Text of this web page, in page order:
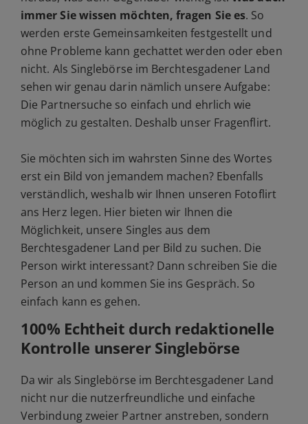
immer Sie wissen möchten, fragen Sie es. So
werden erste Gemeinsamkeiten festgestellt und
ohne Probleme kann gechattet werden oder eben
nicht. Als Singlebörse im Berchtesgadener Land
sehen wir genau darin nämlich unsere Aufgabe:
Die Partnersuche so einfach und ehrlich wie
möglich zu gestalten. Deshalb unser Fragenflirt.
Sie möchten sich im wahrsten Sinne des Wortes
erst ein Bild von jemandem machen? Ebenfalls
verständlich, weshalb wir Ihnen unseren Fotoflirt
ans Herz legen. Hier bieten wir Ihnen die
Möglichkeit, unsere Singles aus dem
Berchtesgadener Land per Bild zu suchen. Die
Person wirkt interessant? Dann schreiben Sie die
Person an und kommen Sie ins Gespräch. So
einfach kann es gehen.
100% Echtheit durch redaktionelle
Kontrolle unserer Singlebörse
Da wir als Singlebörse im Berchtesgadener Land
nicht nur die nutzerfreundliche und einfache
Verbindung zweier Partner anstreben, sondern